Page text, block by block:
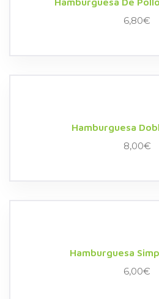
6,80€
Hamburguesa
8,00€
Hamburguesa
6,00€